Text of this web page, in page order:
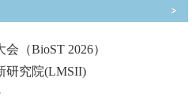
（BioST 2026）
研究院(LMSII)